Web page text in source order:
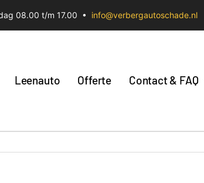
08.00 t/m 17.00 • info@verbergautoschade.nl
Leenauto Offerte Contact & FAQ